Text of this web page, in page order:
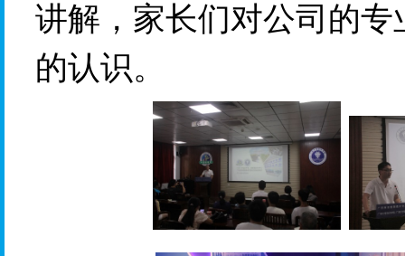
讲解，家长们对公司的
的认识。